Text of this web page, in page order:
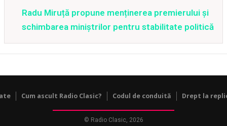
Radu Miruță propune menținerea premierului și
schimbarea miniștrilor pentru stabilitate politică
Cum ascult Radio Clasic? Codul de conduită Drept la
© Radio Clasic, 2026